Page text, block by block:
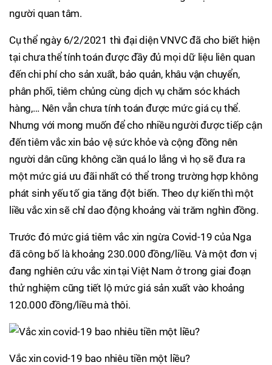
người quan tâm.
Cụ thể ngày 6/2/2021 thì đại diện VNVC đã cho biết hiện
tại chưa thể tính toán được đầy đủ mọi dữ liệu liên quan
đến chi phí cho sản xuất, bảo quản, khâu vận chuyển,
phân phối, tiêm chủng cùng dịch vụ chăm sóc khách
hàng,… Nên vẫn chưa tính toán được mức giá cụ thể.
Nhưng với mong muốn để cho nhiều người được tiếp cận
đến tiêm vắc xin bảo vệ sức khỏe và cộng đồng nên
người dân cũng không cần quá lo lắng vì họ sẽ đưa ra
một mức giá ưu đãi nhất có thể trong trường hợp không
phát sinh yếu tố gia tăng đột biến. Theo dự kiến thì một
liều vắc xin sẽ chỉ dao động khoảng vài trăm nghìn đồng.
Trước đó mức giá tiêm vắc xin ngừa Covid-19 của Nga
đã công bố là khoảng 230.000 đồng/liều. Và một đơn vị
đang nghiên cứu vắc xin tại Việt Nam ở trong giai đoạn
thử nghiệm cũng tiết lộ mức giá sản xuất vào khoảng
120.000 đồng/liều mà thôi.
Vắc xin covid-19 bao nhiêu tiền một liều?